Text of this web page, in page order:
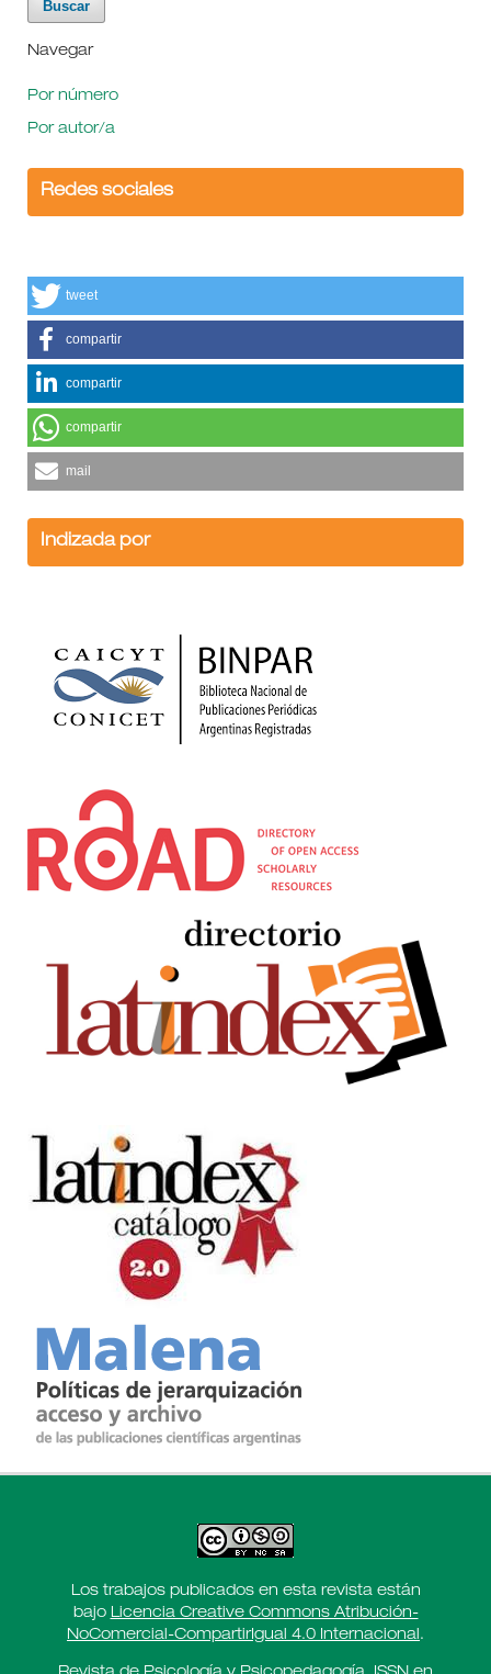
Navegar
Por número
Por autor/a
Redes sociales
tweet
compartir
compartir
compartir
mail
Indizada por
Los trabajos publicados en esta revista están
bajo Licencia Creative Commons Atribución-
NoComercial-CompartirIgual 4.0 Internacional .